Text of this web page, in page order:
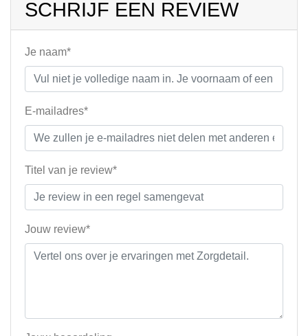
SCHRIJF EEN REVIEW
Je naam*
E-mailadres*
Titel van je review*
Jouw review*